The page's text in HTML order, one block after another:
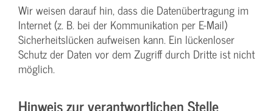
Wir weisen darauf hin, dass die Datenübertragung im
Internet (z. B. bei der Kommunikation per E-Mail)
Sicherheitslücken aufweisen kann. Ein lückenloser
Schutz der Daten vor dem Zugriff durch Dritte ist nicht
möglich.
Hinweis zur verantwortlichen Stelle